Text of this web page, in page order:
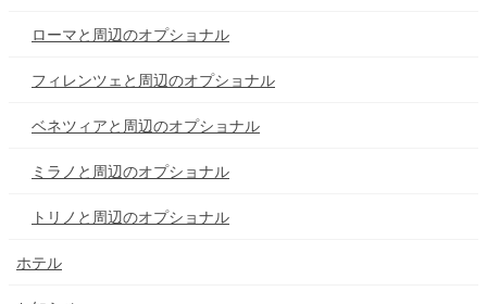
ローマと周辺のオプショナル
フィレンツェと周辺のオプショナル
ベネツィアと周辺のオプショナル
ミラノと周辺のオプショナル
トリノと周辺のオプショナル
ホテル